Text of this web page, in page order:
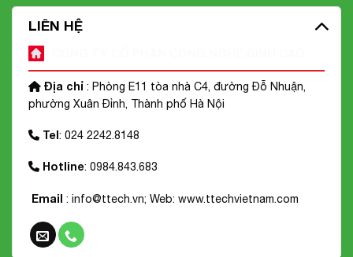
LIÊN HỆ
Địa chỉ : Phòng E11 tòa nhà C4, đường Đỗ Nhuận,
phường Xuân Đỉnh, Thành phố Hà Nội
Tel: 024 2242.8148
Hotline: 0984.843.683
Email : info@ttech.vn; Web: www.ttechvietnam.com